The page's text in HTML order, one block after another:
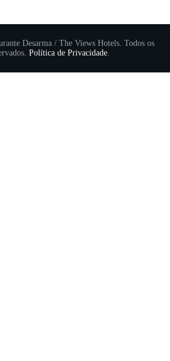
Desarma / The Views Hotels. Todos os
Política de Privacidade.